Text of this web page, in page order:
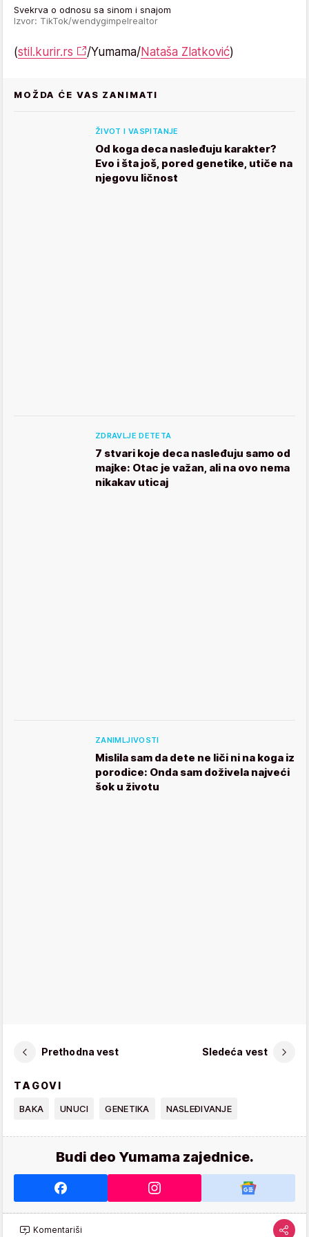
Svekrva o odnosu sa sinom i snajom
Izvor: TikTok/wendygimpelrealtor
(stil.kurir.rs /Yumama/Nataša Zlatković)
MOŽDA ĆE VAS ZANIMATI
ŽIVOT I VASPITANJE
Od koga deca nasleđuju karakter?
Evo i šta još, pored genetike, utiče na
njegovu ličnost
ZDRAVLJE DETETA
7 stvari koje deca nasleđuju samo od
majke: Otac je važan, ali na ovo nema
nikakav uticaj
ZANIMLJIVOSTI
Mislila sam da dete ne liči ni na koga iz
porodice: Onda sam doživela najveći
šok u životu
Prethodna vest Sledeća vest
TAGOVI
BAKA UNUCI GENETIKA NASLEĐIVANJE
Budi deo Yumama zajednice.
Komentariši